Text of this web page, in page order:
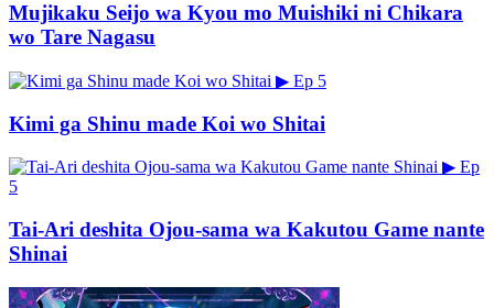
Mujikaku Seijo wa Kyou mo Muishiki ni Chikara
wo Tare Nagasu
▶ Ep 5
Kimi ga Shinu made Koi wo Shitai
▶ Ep
5
Tai-Ari deshita Ojou-sama wa Kakutou Game nante
Shinai